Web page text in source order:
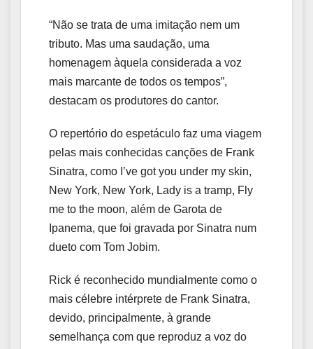
“Não se trata de uma imitação nem um
tributo. Mas uma saudação, uma
homenagem àquela considerada a voz
mais marcante de todos os tempos”,
destacam os produtores do cantor.
O repertório do espetáculo faz uma viagem
pelas mais conhecidas canções de Frank
Sinatra, como I’ve got you under my skin,
New York, New York, Lady is a tramp, Fly
me to the moon, além de Garota de
Ipanema, que foi gravada por Sinatra num
dueto com Tom Jobim.
Rick é reconhecido mundialmente como o
mais célebre intérprete de Frank Sinatra,
devido, principalmente, à grande
semelhança com que reproduz a voz do